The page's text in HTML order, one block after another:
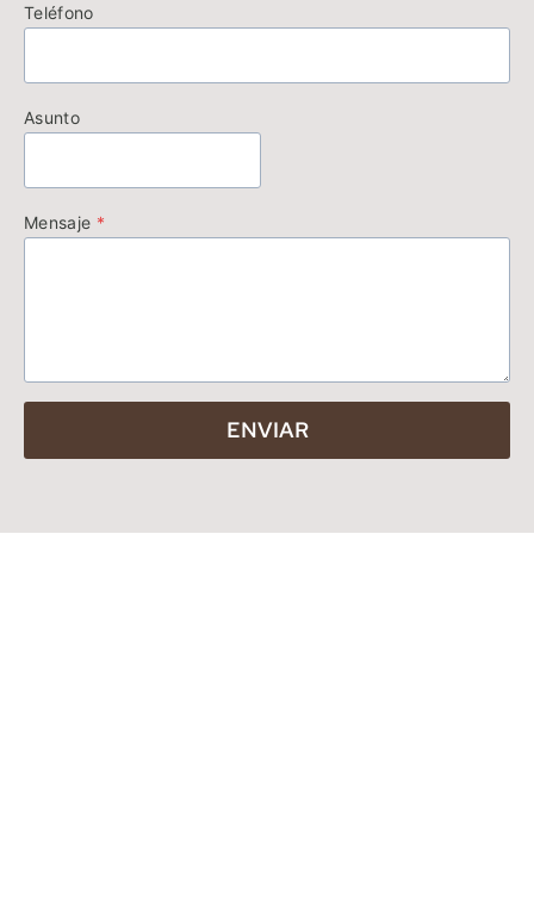
Teléfono
Asunto
Mensaje *
ENVIAR